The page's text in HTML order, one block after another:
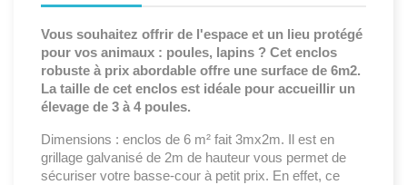
Vous souhaitez offrir de l'espace et un lieu protégé
pour vos animaux : poules, lapins ? Cet enclos
robuste à prix abordable offre une surface de 6m2.
La taille de cet enclos est idéale pour accueillir un
élevage de 3 à 4 poules.
Dimensions : enclos de 6 m² fait 3mx2m. Il est en
grillage galvanisé de 2m de hauteur vous permet de
sécuriser votre basse-cour à petit prix. En effet, ce